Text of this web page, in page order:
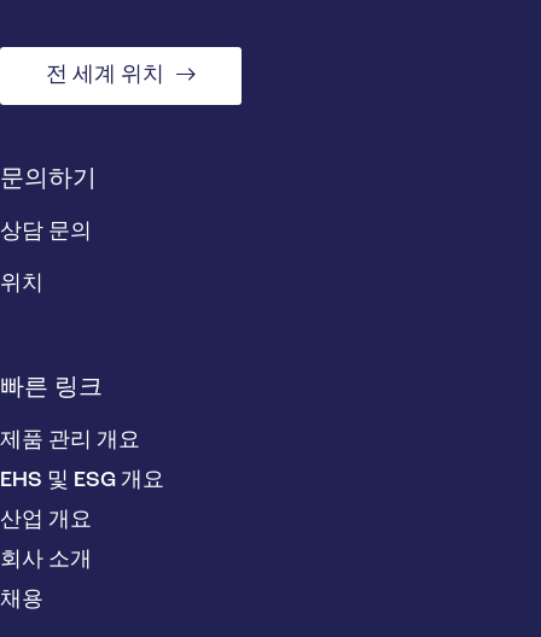
전 세계 위치
문의하기
상담 문의
위치
빠른 링크
제품 관리 개요
EHS 및 ESG 개요
산업 개요
회사 소개
채용